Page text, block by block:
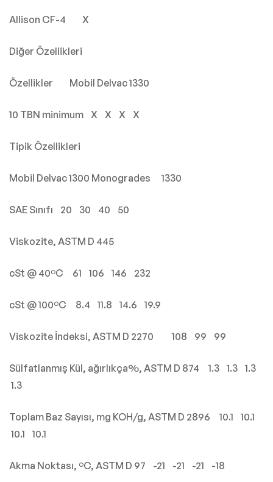
Allison CF-4 X
Diğer Özellikleri
Özellikler Mobil Delvac 1330
10 TBN minimum X X X X
Tipik Özellikleri
Mobil Delvac 1300 Monogrades 1330
SAE Sınıfı 20 30 40 50
Viskozite, ASTM D 445
cSt @ 40ºC 61 106 146 232
cSt @ 100ºC 8.4 11.8 14.6 19.9
Viskozite İndeksi, ASTM D 2270 108 99 99
Sülfatlanmış Kül, ağırlıkça%, ASTM D 874 1.3 1.3 1.3
1.3
Toplam Baz Sayısı, mg KOH/g, ASTM D 2896 10.1 10.1
10.1 10.1
Akma Noktası, ºC, ASTM D 97 -21 -21 -21 -18